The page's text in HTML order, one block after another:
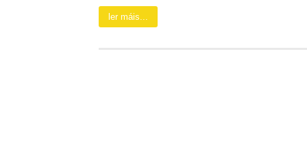
ler máis...